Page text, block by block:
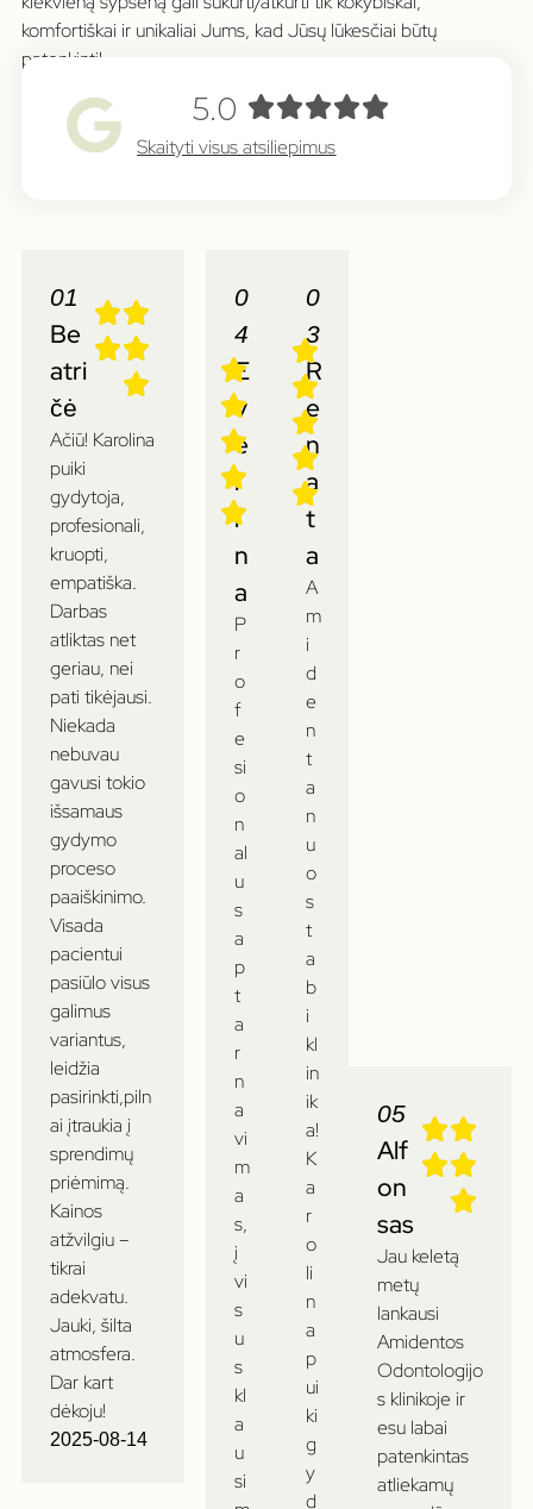
komfortiškai ir unikaliai Jums, kad Jūsų lūkesčiai būtų
patenkinti!
5.0
Skaityti visus atsiliepimus
01
Be
atri
čė
Ačiū! Karolina
puiki
gydytoja,
profesionali,
kruopti,
empatiška.
Darbas
atliktas net
geriau, nei
pati tikėjausi.
Niekada
nebuvau
gavusi tokio
išsamaus
gydymo
proceso
paaiškinimo.
Visada
pacientui
pasiūlo visus
galimus
variantus,
leidžia
pasirinkti,piln
ai įtraukia į
sprendimų
priėmimą.
Kainos
atžvilgiu –
tikrai
adekvatu.
Jauki, šilta
atmosfera.
Dar kart
dėkoju!
2025-08-14
0
3
R
e
n
a
t
a
A
m
i
d
e
n
t
a
n
u
o
s
t
a
b
i
kl
in
ik
a!
K
a
r
o
li
n
a
p
ui
ki
g
y
d
0
4
E
v
e
l
i
n
a
P
r
o
f
e
si
o
n
al
u
s
a
p
t
a
r
n
a
vi
m
a
s,
į
vi
s
u
s
kl
a
u
si
05
Alf
on
sas
Jau keletą
metų
lankausi
Amidentos
Odontologijo
s klinikoje ir
esu labai
patenkintas
atliekamų